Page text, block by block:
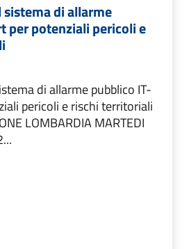
di allarme
per potenziali pericoli e
di allarme pubblico IT-
pericoli e rischi territoriali
LOMBARDIA MARTEDI